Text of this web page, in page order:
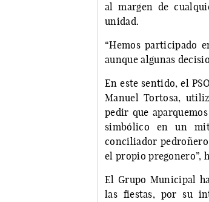
al margen de
unidad.
“Hemos participado
aunque algunas
En este sentido, el
Manuel Tortosa,
pedir que
simbólico en un
conciliador
el propio pregonero”,
El Grupo Municipal
las fiestas, por su